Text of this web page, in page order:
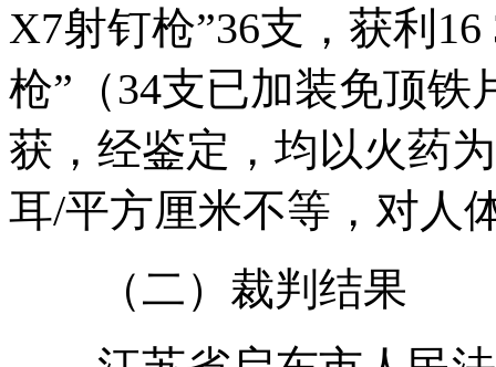
X7射钉枪”36支，获利
枪”（34支已加装免顶
获，经鉴定，均以火药
耳/平方厘米不等，对人
（二）裁判结果